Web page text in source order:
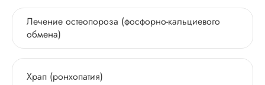
Лечение остеопороза (фосфорно-кальциевого
обмена)
Храп (ронхопатия)